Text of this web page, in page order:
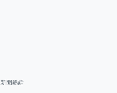
新聞熱話